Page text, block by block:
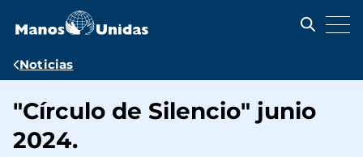
contenido
Ruta
navegación
Noticias
"Círculo de Silencio" junio
2024.